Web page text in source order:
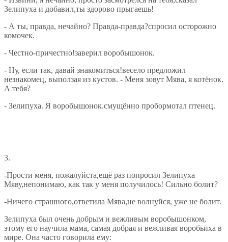
Зелипуха и добавил,ты здорово прыгаешь!
- А ты, правда, нечайно? Правда-правда?спросил осторожно
комочек.
- Честно-причестно!заверил воробышонок.
- Ну, если так, давай знакомиться!весело предложил
незнакомец, выползая из кустов. - Меня зовут Мява, я котёнок.
А тебя?
- Зелипуха. Я воробышонок.смущённо пробормотал птенец.
3.
-Прости меня, пожалуйста,ещё раз попросил Зелипуха
Мяву,непонимаю, как так у меня получилось! Сильно болит?
-Ничего страшного,ответила Мява,не волнуйся, уже не болит.
Зелипуха был очень добрым и вежливым воробышонком,
этому его научила мама, самая добрая и вежливая воробьиха в
мире. Она часто говорила ему: